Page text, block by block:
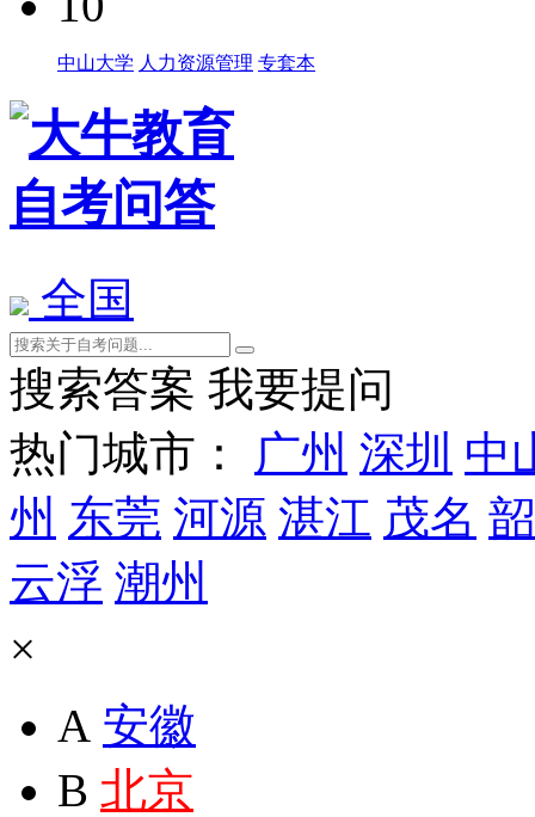
中山大学 人力资源管理 专套本
全国
搜索答案 我要提问
热门城市：
广州 深圳 中
州 东莞 河源 湛江 茂名
云浮 潮州
×
A 安徽
B 北京